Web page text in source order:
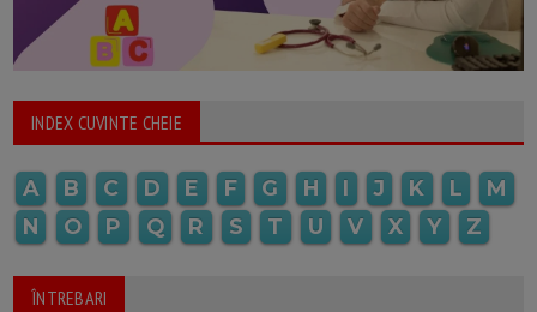
INDEX CUVINTE CHEIE
A B C D E F G H I J K L
M
N
O P Q R S T U V X Y Z
ÎNTREBARI